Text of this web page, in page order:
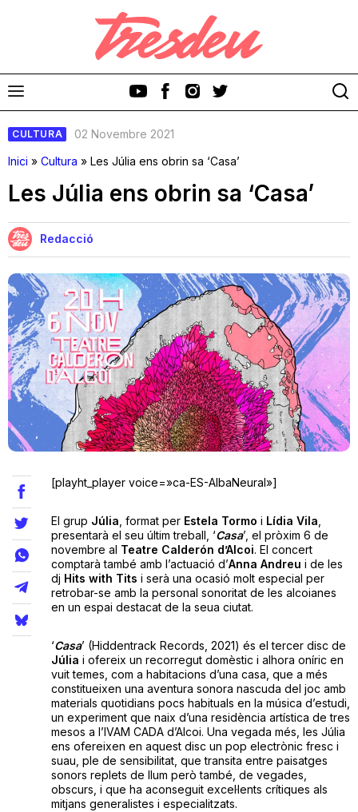
Discos
Videoclips
Cinema i Televisió
Festivals
Teatre
Internet
Opinió
Llibres
La Llista
CULTURA
02 Novembre 2021
Inici » Cultura » Les Júlia ens obrin sa ‘Casa’
Les Júlia ens obrin sa ‘Casa’
Redacció
[playht_player voice=»ca-ES-AlbaNeural»]
El grup Júlia , format per Estela Tormo i Lídia Vila
presentarà el seu últim treball, ‘Casa’, el pròxim 6 de
novembre al Teatre Calderón d’Alcoi. El concert
comptarà també amb l’actuació d’Anna Andreu i de les
dj Hits with Tits i serà una ocasió molt especial per
retrobar-se amb la personal sonoritat de les alcoianes
en un espai destacat de la seua ciutat.
‘Casa’ (Hiddentrack Records, 2021) és el tercer disc de
Júlia i ofereix un recorregut domèstic i alhora oníric en
vuit temes, com a habitacions d’una casa, que a més
constitueixen una aventura sonora nascuda del joc amb
materials quotidians pocs habituals en la música d’estudi,
un experiment que naix d’una residència artística de tres
mesos a l’IVAM CADA d’Alcoi. Una vegada més, les Júlia
ens ofereixen en aquest disc un pop electrònic fresc i
suau, ple de sensibilitat, que transita entre paisatges
sonors replets de llum però també, de vegades,
obscurs, i que ha aconseguit excel·lents crítiques als
mitjans generalistes i especialitzats.